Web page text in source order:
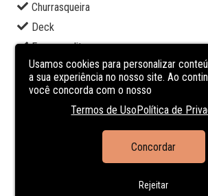
Churrasqueira
Deck
Espera split
Hall
Hidrometro Individual
Interfone
Usamos cookies para personalizar
a sua experiência no nosso site. Ao
você concorda com o nosso
Termos de UsoPolítica de
Concordar
Rejeitar